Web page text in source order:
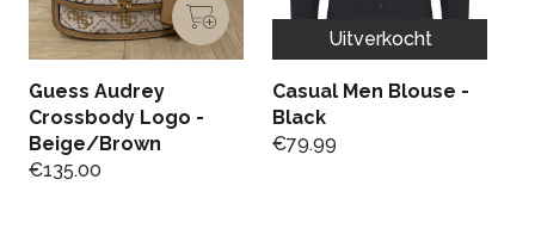
Guess Audrey
Crossbody Logo -
Beige/Brown
€135.00
Uitverkocht
Casual Men Blouse -
Black
€79.99